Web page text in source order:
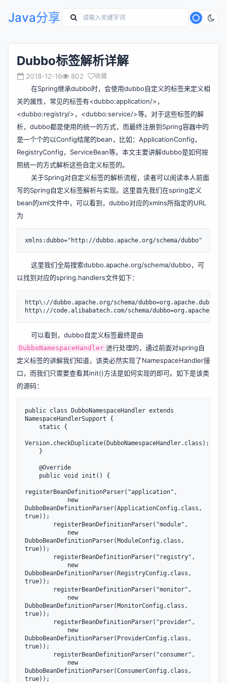
Java分享
Dubbo标签解析详解
2018-12-16 802 收藏
在Spring继承dubbo时，会使用dubbo自定义的标签来定义相
关的属性，常见的标签有<dubbo:application/>，
<dubbo:registry/>，<dubbo:service/>等。对于这些标签的解
析，dubbo都是使用的统一的方式，而最终注册到Spring容器中的
是一个个的以Config结尾的bean，比如：ApplicationConfig，
RegistryConfig，ServiceBean等。本文主要讲解dubbo是如何按
照统一的方式解析这些自定义标签的。
关于Spring对自定义标签的解析流程，读者可以阅读本人前面
写的Spring自定义标签解析与实现。这里首先我们在spring定义
bean的xml文件中，可以看到，dubbo对应的xmlns所指定的URL
为
这里我们全局搜索dubbo.apache.org/schema/dubbo，可
以找到对应的spring.handlers文件如下：
http\://dubbo.apache.org/schema/
可以看到，dubbo自定义标签最终是由
DubboNamespaceHandler 进行处理的，通过前面对spring自
定义标签的讲解我们知道，该类必然实现了NamespaceHandler接
口，而我们只需要查看其init()方法是如何实现的即可。如下是该类
的源码：
public class DubboNamespaceHandler extends
NamespaceHandlerSupport {
Version.checkDuplicate(DubboNamespaceHandler.class);
registerBeanDefinitionParser("application",
DubboBeanDefinitionParser(ApplicationConfig.class,
true));
DubboBeanDefinitionParser(ModuleConfig.class,
true));
DubboBeanDefinitionParser(RegistryConfig.class,
true));
DubboBeanDefinitionParser(MonitorConfig.class,
true));
DubboBeanDefinitionParser(ProviderConfig.class,
true));
DubboBeanDefinitionParser(ConsumerConfig.class,
true));